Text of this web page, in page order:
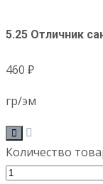
5.25 Отличник
460 ₽
гр/эм
Количество